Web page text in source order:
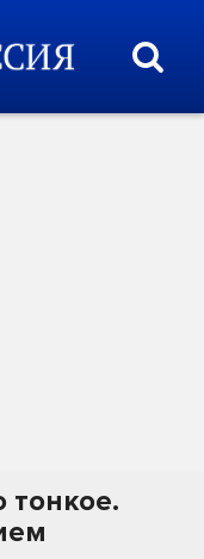
тонкое.